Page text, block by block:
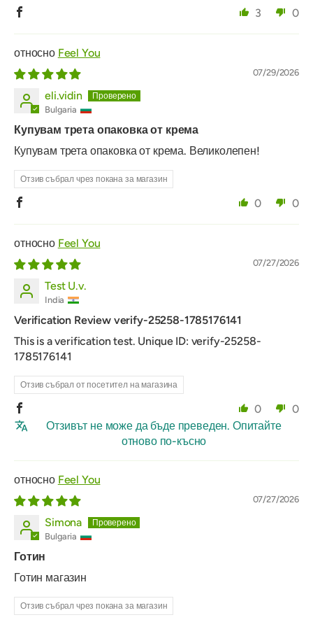
3 0
Feel You
07/29/2026
eli.vidin
Bulgaria
Купувам трета опаковка от крема
Купувам трета опаковка от крема. Великолепен!
Отзив събрал чрез покана за магазин
0 0
Feel You
07/27/2026
Test U.v.
India
Verification Review verify-25258-1785176141
This is a verification test. Unique ID: verify-25258-
1785176141
Отзив събрал от посетител на магазина
0
0
Отзивът не може да бъде преведен. Опитайте
отново по-късно
Feel You
07/27/2026
Simona
Bulgaria
Готин
Готин магазин
Отзив събрал чрез покана за магазин